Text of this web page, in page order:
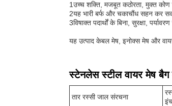
1उच्च शक्ति, मजबूत कठोरता, मुक्त
2यह भारी बर्फ और चकाचौंध सहन कर
3विषाक्त पदार्थों के बिना, सुरक्षा,
यह उत्पाद केबल मेष, इनोक्स मेष और
स्टेनलेस स्टील वायर मेष
तार रस्सी जाल संरचना